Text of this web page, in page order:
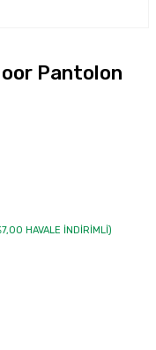
Pantolon
HAVALE İNDİRİMLİ)